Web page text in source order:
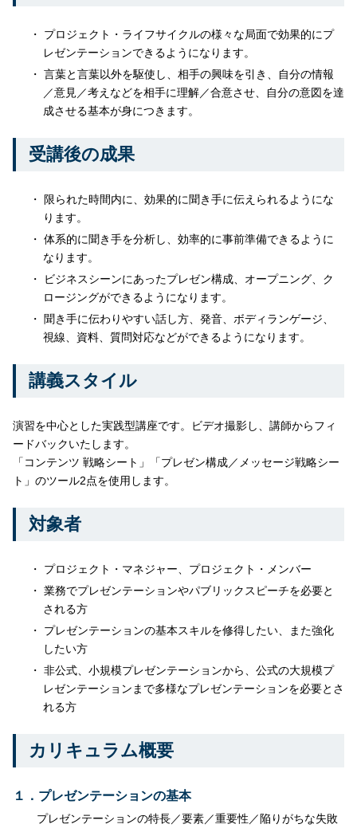
プロジェクト・ライフサイクルの様々な局面で効果的にプ
レゼンテーションできるようになります。
言葉と言葉以外を駆使し、相手の興味を引き、自分の情報
／意見／考えなどを相手に理解／合意させ、自分の意図を達
成させる基本が身につきます。
受講後の成果
限られた時間内に、効果的に聞き手に伝えられるようにな
ります。
体系的に聞き手を分析し、効率的に事前準備できるように
なります。
ビジネスシーンにあったプレゼン構成、オープニング、ク
ロージングができるようになります。
聞き手に伝わりやすい話し方、発音、ボディランゲージ、
視線、資料、質問対応などができるようになります。
講義スタイル
演習を中心とした実践型講座です。ビデオ撮影し、講師からフィ
ードバックいたします。
「コンテンツ 戦略シート」「プレゼン構成／メッセージ戦略シー
ト」のツール2点を使用します。
対象者
プロジェクト・マネジャー、プロジェクト・メンバー
業務でプレゼンテーションやパブリックスピーチを必要と
される方
プレゼンテーションの基本スキルを修得したい、また強化
したい方
非公式、小規模プレゼンテーションから、公式の大規模プ
レゼンテーションまで多様なプレゼンテーションを必要とさ
れる方
カリキュラム概要
１．プレゼンテーションの基本
プレゼンテーションの特長／要素／重要性／陥りがちな失敗